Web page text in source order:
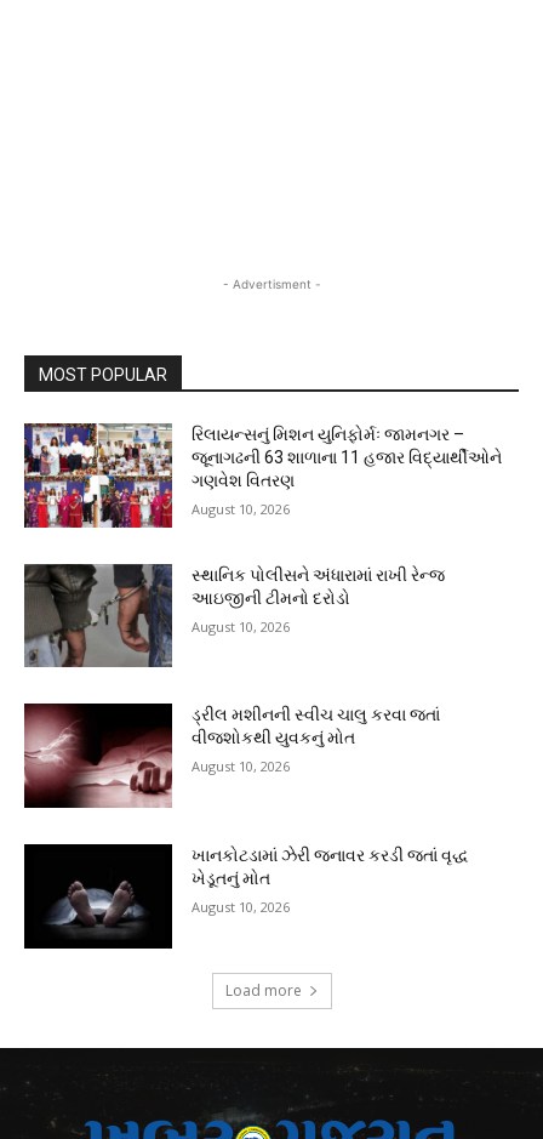
- Advertisment -
MOST POPULAR
રિલાયન્સનું મિશન યુનિફોર્મઃ જામનગર –
જૂનાગઢની 63 શાળાના 11 હજાર વિદ્યાર્થીઓને
ગણવેશ વિતરણ
August 10, 2026
સ્થાનિક પોલીસને અંધારામાં રાખી રેન્જ
આઇજીની ટીમનો દરોડો
August 10, 2026
ડ્રીલ મશીનની સ્વીચ ચાલુ કરવા જતાં
વીજશોકથી યુવકનું મોત
August 10, 2026
ખાનકોટડામાં ઝેરી જનાવર કરડી જતાં વૃદ્ધ
ખેડૂતનું મોત
August 10, 2026
Load more